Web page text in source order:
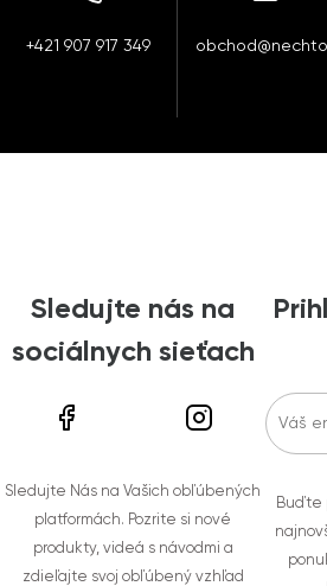
+421 907 917 349
Sledujte nás na
sociálnych sieťach
Sledujte Nás na Vašich obľúbených
platformách. Pozrite si nové
produkty, videá s návodmi a
zdieľajte svoj obľúbený vzhľad
Buďte